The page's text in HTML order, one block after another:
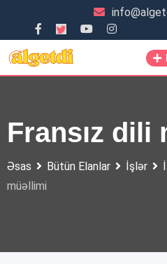
content
Fransız dili
Əsas Bütün Elanlar İşlər
müəllimi